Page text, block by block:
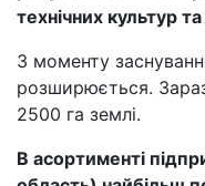
технічних культур
З моменту
розширюється.
2500 га землі.
В асортименті